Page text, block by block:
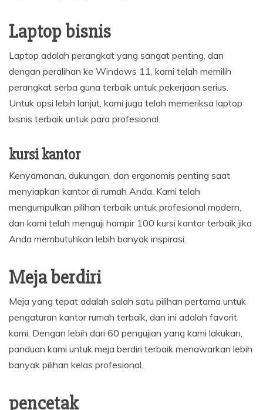
Laptop bisnis
Laptop adalah perangkat yang sangat penting, dan
dengan peralihan ke Windows 11, kami telah memilih
perangkat serba guna terbaik untuk pekerjaan serius.
Untuk opsi lebih lanjut, kami juga telah memeriksa laptop
bisnis terbaik untuk para profesional.
kursi kantor
Kenyamanan, dukungan, dan ergonomis penting saat
menyiapkan kantor di rumah Anda. Kami telah
mengumpulkan pilihan terbaik untuk profesional modern,
dan kami telah menguji hampir 100 kursi kantor terbaik jika
Anda membutuhkan lebih banyak inspirasi.
Meja berdiri
Meja yang tepat adalah salah satu pilihan pertama untuk
pengaturan kantor rumah terbaik, dan ini adalah favorit
kami. Dengan lebih dari 60 pengujian yang kami lakukan,
panduan kami untuk meja berdiri terbaik menawarkan lebih
banyak pilihan kelas profesional.
pencetak